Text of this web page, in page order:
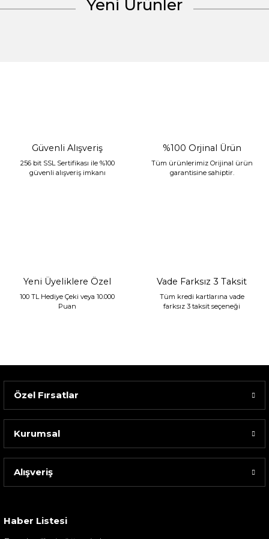
Yeni Ürünler
Sarev Elfıda Flanel Nevresim Takımı Çift Kişili...
Güvenli Alışveriş
256 bit SSL Sertifikası ile %100
güvenli alışveriş imkanı
%100 Orjinal Ürün
Tüm ürünlerimiz Orijinal ürün
garantisine sahiptir.
Yeni Üyeliklere Özel
100 TL Hediye Çeki veya 10.000
Puan
Vade Farksız 3 Taksit
Tüm kredi kartlarına vade
farksız 3 taksit seçeneği
Özel Fırsatlar
Kurumsal
Alışveriş
Haber Listesi